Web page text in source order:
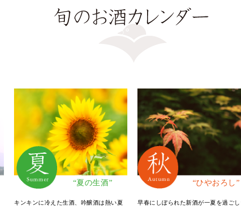
“夏の生酒”
キンキンに冷えた生酒、吟醸酒は熱い夏
“ひやおろし”
早春にしぼられた新酒が一夏を過ご